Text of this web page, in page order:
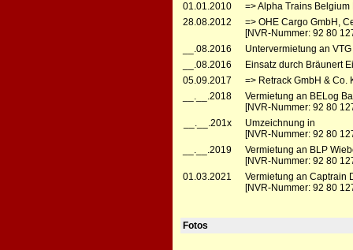
01.01.2010
=> Alpha Trains Belgium
28.08.2012
=> OHE Cargo GmbH,
[NVR-Nummer: 92 80
__.08.2016
Untervermietung an
__.08.2016
Einsatz durch Bräunert
05.09.2017
=> Retrack GmbH & Co.
__.__.2018
Vermietung an BELog
[NVR-Nummer: 92 80
__.__.201x
Umzeichnung in
[NVR-Nummer: 92 80
__.__.2019
Vermietung an BLP
[NVR-Nummer: 92 80
01.03.2021
Vermietung an Captrain
[NVR-Nummer: 92 80
Fotos